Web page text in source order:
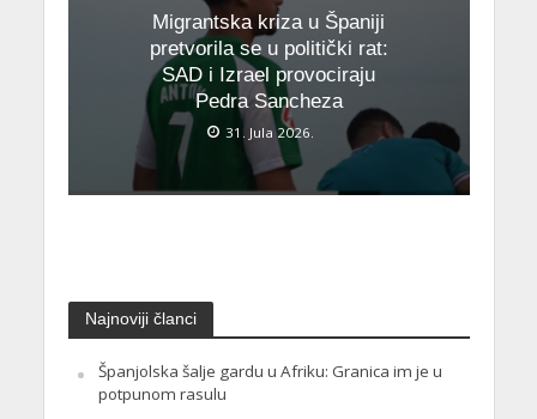
Migrantska kriza u Španiji
pretvorila se u politički rat:
SAD i Izrael provociraju
Pedra Sancheza
31. Jula 2026.
Najnoviji članci
Španjolska šalje gardu u Afriku: Granica im je u
potpunom rasulu